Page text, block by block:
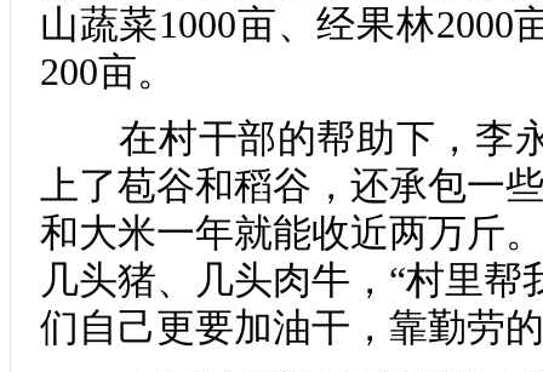
山蔬菜1000亩、经果林2000
200亩。
在村干部的帮助下，李
上了苞谷和稻谷，还承包一
和大米一年就能收近两万斤
几头猪、几头肉牛，“村里
们自己更要加油干，靠勤劳